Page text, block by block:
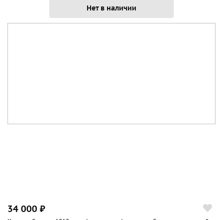
Нет в наличии
34 000 ₽